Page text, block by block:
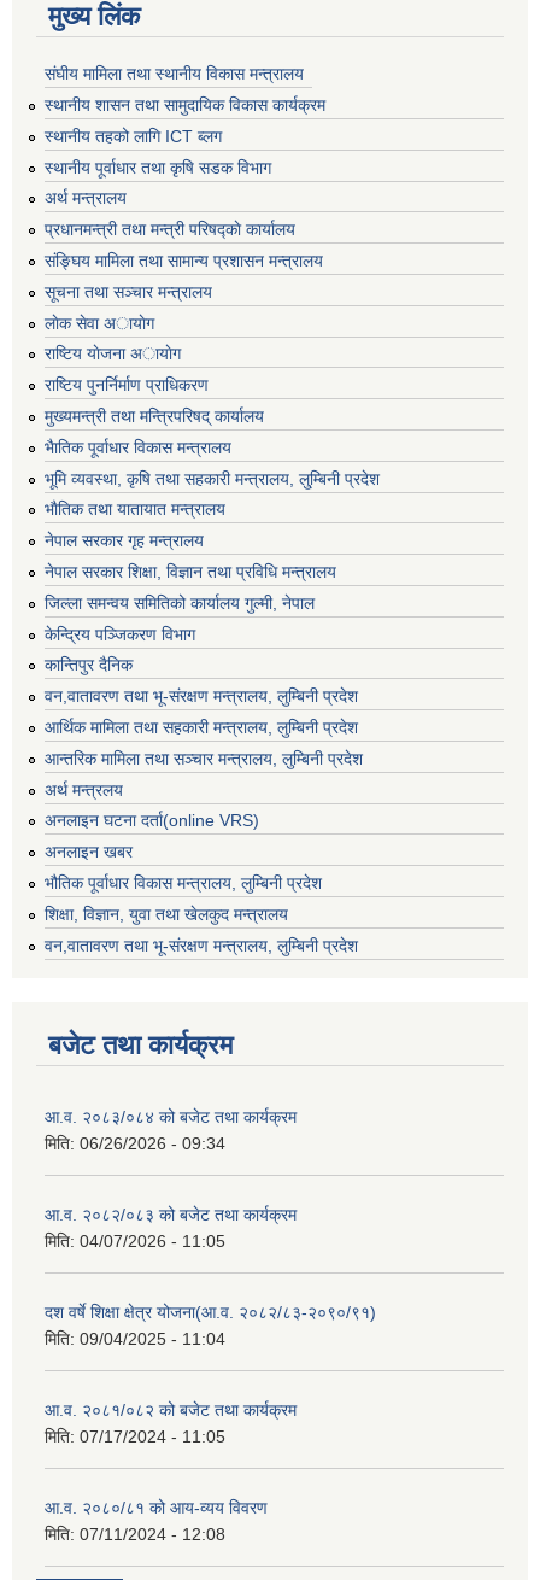
मुख्य लिंक
संघीय मामिला तथा स्थानीय विकास मन्त्रालय
स्थानीय शासन तथा सामुदायिक विकास कार्यक्रम
स्थानीय तहको लागि ICT ब्लग
स्थानीय पूर्वाधार तथा कृषि सडक विभाग
अर्थ मन्त्रालय
प्रधानमन्त्री तथा मन्त्री परिषद्काे कार्यालय
संङ्घिय मामिला तथा सामान्य प्रशासन मन्त्रालय
सूचना तथा सञ्चार मन्त्रालय
लाेक सेवा अायाेग
राष्टिय याेजना अायाेग
राष्टिय पुनर्निर्माण प्राधिकरण
मुख्यमन्त्री तथा मन्त्रिपरिषद् कार्यालय
भैातिक पूर्वाधार विकास मन्त्रालय
भूमि व्यवस्था, कृषि तथा सहकारी मन्त्रालय, लु्म्बिनी प्रदेश
भाैतिक तथा यातायात मन्त्रालय
नेपाल सरकार गृह मन्त्रालय
नेपाल सरकार शिक्षा, विज्ञान तथा प्रविधि मन्त्रालय
जिल्ला समन्वय समितिको कार्यालय गुल्मी, नेपाल
केन्द्रिय पञ्जिकरण विभाग
कान्तिपुर दैनिक
वन,वातावरण तथा भू-संरक्षण मन्त्रालय, लुम्बिनी प्रदेश
आर्थिक मामिला तथा सहकारी मन्त्रालय, लुम्बिनी प्रदेश
आन्तरिक मामिला तथा सञ्चार मन्त्रालय, लुम्बिनी प्रदेश
अर्थ मन्त्रलय
अनलाइन घटना दर्ता(online VRS)
अनलाइन खबर
भौतिक पूर्वाधार विकास मन्त्रालय, लुम्बिनी प्रदेश
शिक्षा, विज्ञान, युवा तथा खेलकुद मन्‍‍त्रालय
वन,वातावरण तथा भू-संरक्षण मन्त्रालय, लुम्बिनी प्रदेश
बजेट तथा कार्यक्रम
आ.व. २०८३/०८४ को बजेट तथा कार्यक्रम
मिति: 06/26/2026 - 09:34
आ.व. २०८२/०८३ को बजेट तथा कार्यक्रम
मिति: 04/07/2026 - 11:05
दश वर्षे शिक्षा क्षेत्र योजना(आ.व. २०८२/८३-२०९०/९१)
मिति: 09/04/2025 - 11:04
आ.व. २०८१/०८२ को बजेट तथा कार्यक्रम
मिति: 07/17/2024 - 11:05
आ.व. २०८०/८१ को आय-व्यय विवरण
मिति: 07/11/2024 - 12:08